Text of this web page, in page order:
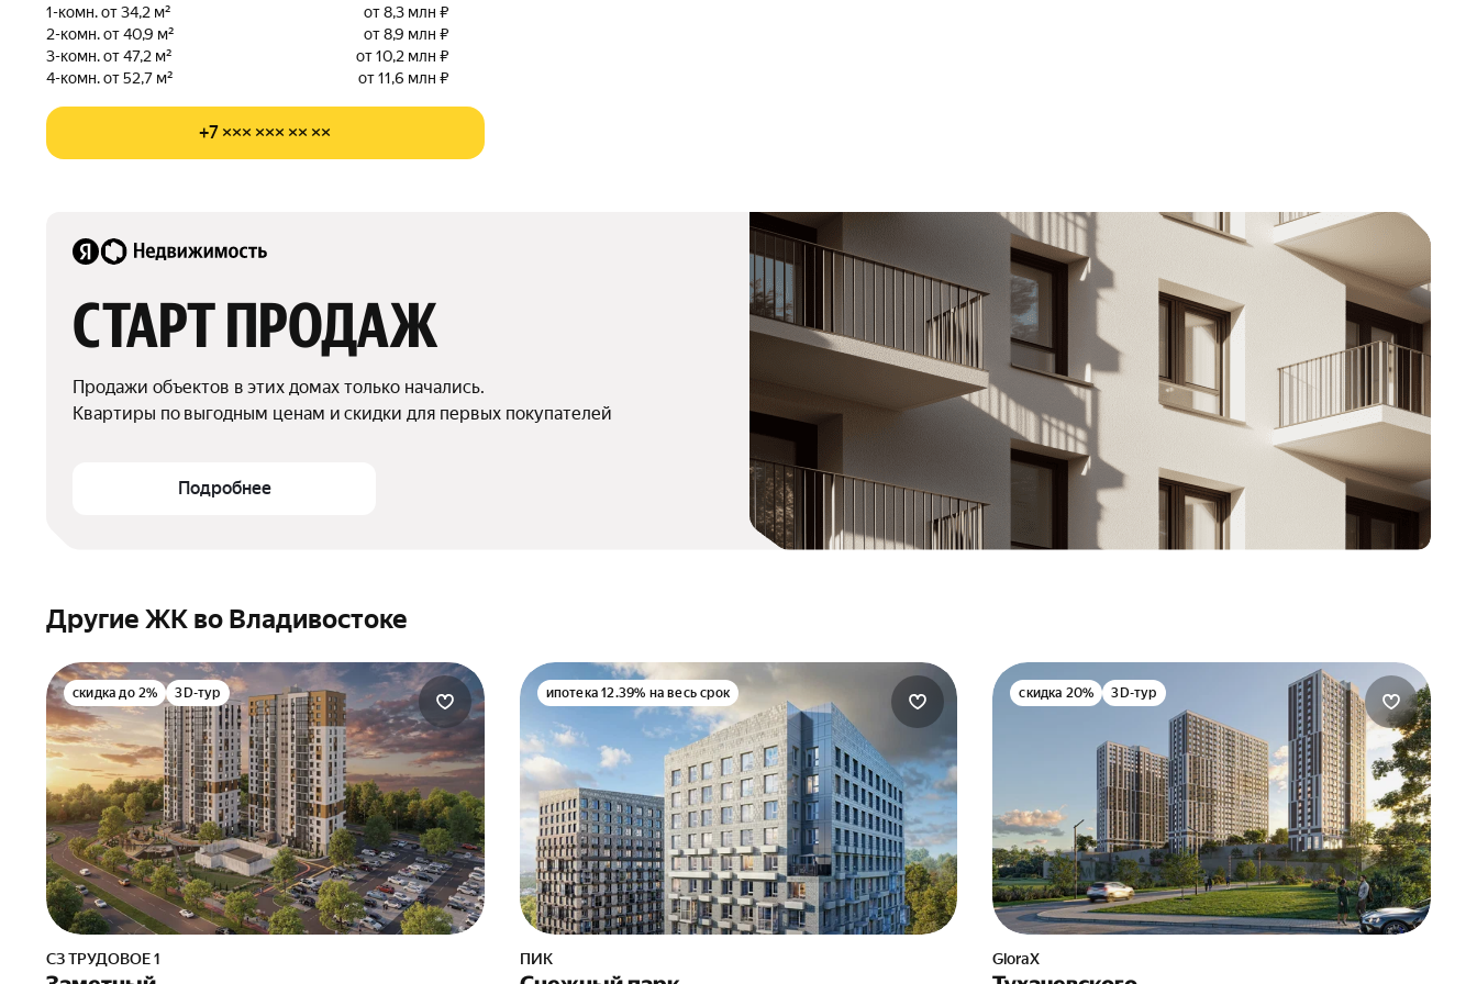
1-комн. от 34,2 м²
от 8,3 млн ₽
2-комн. от 40,9 м²
от 8,9 млн ₽
3-комн. от 47,2 м²
от 10,2 млн ₽
4-комн. от 52,7 м²
от 11,6 млн ₽
+7 ××× ××× ×× ××
СТАРТ ПРОДАЖ
Продажи объектов в этих домах только начались.
Квартиры по выгодным ценам и скидки для первых покупателей
Подробнее
Другие ЖК во Владивостоке
скидка до 2% 3D-тур
СЗ ТРУДОВОЕ 1
ипотека 12.39% на весь срок
ПИК
скидка 20% 3D-тур
GloraX